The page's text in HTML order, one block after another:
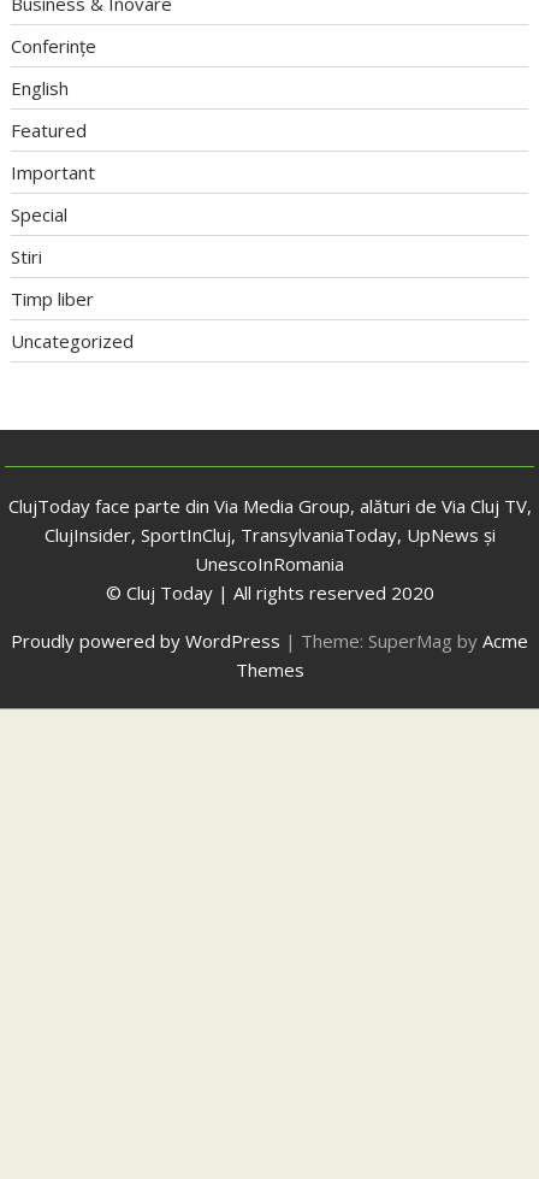
Conferințe
English
Featured
Important
Special
Stiri
Timp liber
Uncategorized
ClujToday face parte din Via Media Group, alături de Via Cluj TV,
ClujInsider, SportInCluj, TransylvaniaToday, UpNews și
UnescoInRomania
© Cluj Today | All rights reserved 2020
Proudly powered by WordPress | Theme: SuperMag by Acme
Themes